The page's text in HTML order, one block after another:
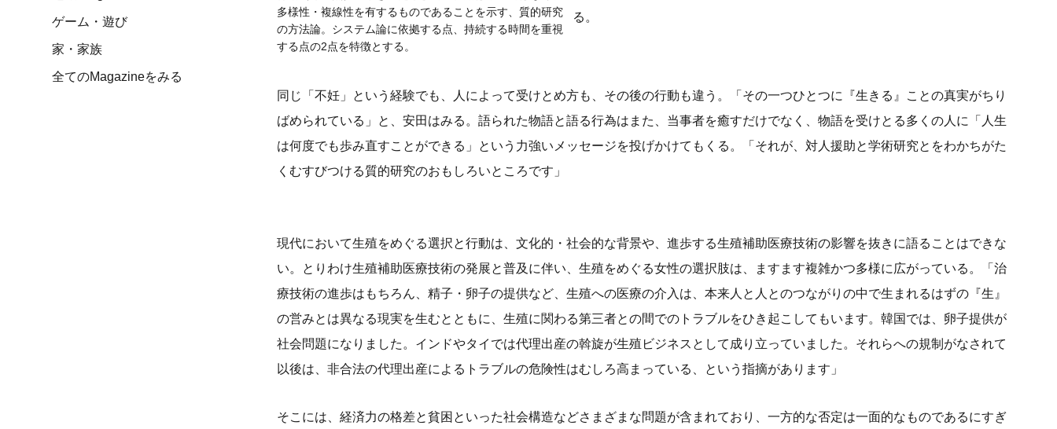
ゲーム・遊び
家・家族
全てのMagazineをみる
多様性・複線性を有するものであることを示す、質的研究
の方法論。システム論に依拠する点、持続する時間を重視
する点の2点を特徴とする。
る。
同じ「不妊」という経験でも、人によって受けとめ方も、その後の行動も違う。「その一つひとつに『生きる』ことの真実がちり
ばめられている」と、安田はみる。語られた物語と語る行為はまた、当事者を癒すだけでなく、物語を受けとる多くの人に「人生
は何度でも歩み直すことができる」という力強いメッセージを投げかけてもくる。「それが、対人援助と学術研究とをわかちがた
くむすびつける質的研究のおもしろいところです」
現代において生殖をめぐる選択と行動は、文化的・社会的な背景や、進歩する生殖補助医療技術の影響を抜きに語ることはできな
い。とりわけ生殖補助医療技術の発展と普及に伴い、生殖をめぐる女性の選択肢は、ますます複雑かつ多様に広がっている。「治
療技術の進歩はもちろん、精子・卵子の提供など、生殖への医療の介入は、本来人と人とのつながりの中で生まれるはずの『生』
の営みとは異なる現実を生むとともに、生殖に関わる第三者との間でのトラブルをひき起こしてもいます。韓国では、卵子提供が
社会問題になりました。インドやタイでは代理出産の斡旋が生殖ビジネスとして成り立っていました。それらへの規制がなされて
以後は、非合法の代理出産によるトラブルの危険性はむしろ高まっている、という指摘があります」
そこには、経済力の格差と貧困といった社会構造などさまざまな問題が含まれており、一方的な否定は一面的なものであるにすぎ